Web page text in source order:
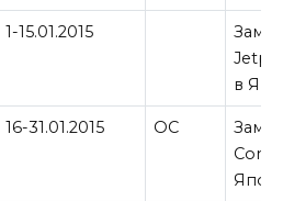
1-15.01.2015
в
16-31.01.2015 ОС